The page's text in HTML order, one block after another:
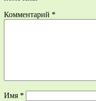
Комментарий *
Имя *